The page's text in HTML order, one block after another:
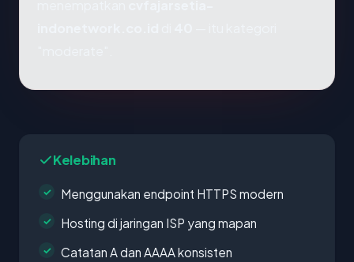
Kelebihan
Menggunakan endpoint HTTPS modern
Hosting di jaringan ISP yang mapan
Catatan A dan AAAA konsisten